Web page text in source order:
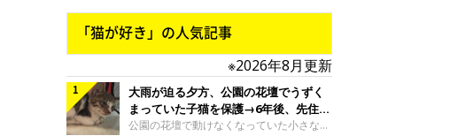
「猫が好き」の人気記事
※2026年8月更新
大雨が迫る夕方、公園の花壇でうずく
まっていた子猫を保護→6年後、先住猫
と“姉妹”のような関係に
公園の花壇で動けなくなっていた小さな子